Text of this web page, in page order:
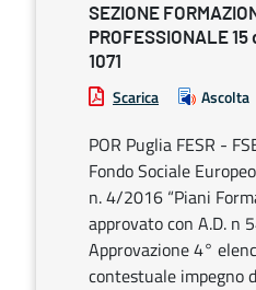
SEZIONE
PROFESSIONALE
1071
Scarica Ascolta
POR Puglia FESR -
Fondo Sociale
n. 4/2016 “Piani
approvato con A.D. n
Approvazione 4°
contestuale impegno